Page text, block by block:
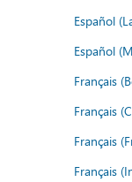
Español
Español
Français
Français
Français
Français